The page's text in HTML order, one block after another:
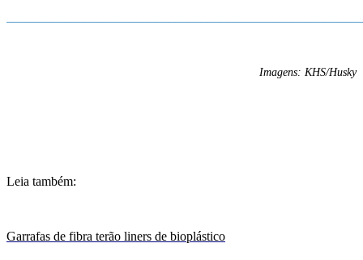
Imagens: KHS/Husky
Leia também:
Garrafas de fibra terão liners de bioplástico